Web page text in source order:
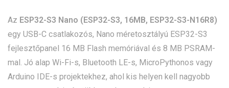
Az ESP32-S3 Nano (ESP32-S3, 16MB, ESP32-S3-N16R8)
egy USB-C csatlakozós, Nano méretosztályú ESP32-S3
fejlesztőpanel 16 MB Flash memóriával és 8 MB PSRAM-
mal. Jó alap Wi-Fi-s, Bluetooth LE-s, MicroPythonos vagy
Arduino IDE-s projektekhez, ahol kis helyen kell nagyobb